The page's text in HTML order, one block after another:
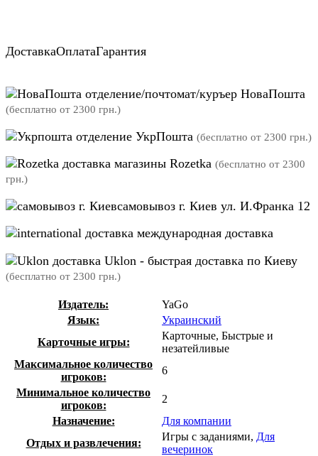
ДоставкаОплатаГарантия
отделение/почтомат/куръер НоваПошта
(бесплатно от 2300 грн.)
отделение УкрПошта (бесплатно от 2300 грн.)
магазины Rozetka (бесплатно от 2300
грн.)
самовывоз г. Киев ул. И.Франка 12
международная доставка
Uklon - быстрая доставка по Киеву
(бесплатно от 2300 грн.)
Издатель:
YaGo
Язык:
Украинский
Карточные игры:
Карточные, Быстрые и
незатейливые
Максимальное количество
игроков:
6
Минимальное количество
игроков:
2
Назначение:
Для компании
Отдых и развлечения:
Игры с заданиями, Для
вечеринок